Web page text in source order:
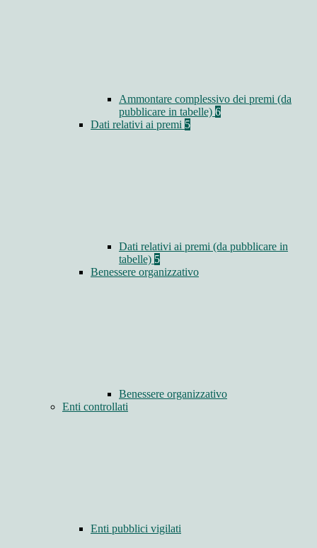
Ammontare complessivo dei premi (da
pubblicare in tabelle) 6
Dati relativi ai premi 5
Dati relativi ai premi (da pubblicare in
tabelle) 5
Benessere organizzativo
Benessere organizzativo
Enti controllati
Enti pubblici vigilati